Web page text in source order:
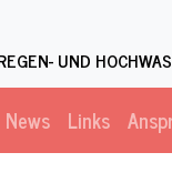
UND
News Links